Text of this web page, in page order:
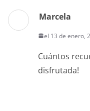
Marcela
el 13 de enero,
Cuántos
disfrutada!